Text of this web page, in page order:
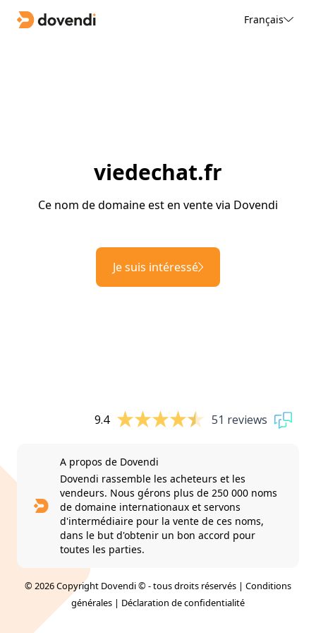
Français
viedechat.fr
Ce nom de domaine est en vente via Dovendi
Je suis intéressé
9.4 51 reviews
A propos de Dovendi
Dovendi rassemble les acheteurs et les
vendeurs. Nous gérons plus de 250 000 noms
de domaine internationaux et servons
d'intermédiaire pour la vente de ces noms,
dans le but d'obtenir un bon accord pour
toutes les parties.
© 2026 Copyright Dovendi © - tous droits réservés | Conditions
générales | Déclaration de confidentialité